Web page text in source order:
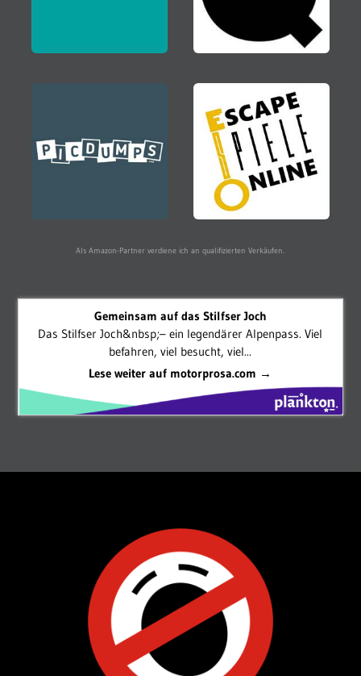
Als Amazon-Partner verdiene ich an qualifizierten Verkäufen.
Gemeinsam auf das Stilfser Joch
Das Stilfser Joch&nbsp;– ein legendärer Alpenpass. Viel
befahren, viel besucht, viel...
Lese weiter auf motorprosa.com →